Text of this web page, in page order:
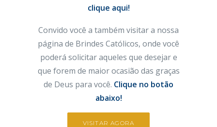
clique aqui!
Convido você a também visitar a nossa
página de Brindes Católicos, onde você
poderá solicitar aqueles que desejar e
que forem de maior ocasião das graças
de Deus para você. Clique no botão
abaixo!
VISITAR AGORA